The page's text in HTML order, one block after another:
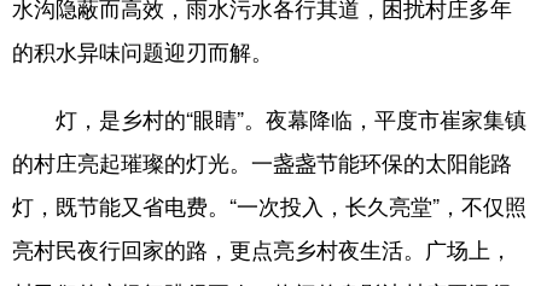
水沟隐蔽而高效，雨水污水各行其道，困扰村庄多年
的积水异味问题迎刃而解。
灯，是乡村的“眼睛”。夜幕降临，平度市崔家集镇
的村庄亮起璀璨的灯光。一盏盏节能环保的太阳能路
灯，既节能又省电费。“一次投入，长久亮堂”，不仅照
亮村民夜行回家的路，更点亮乡村夜生活。广场上，